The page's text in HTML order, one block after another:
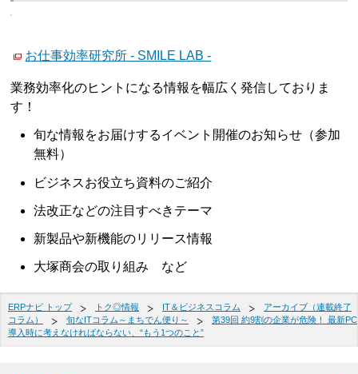
お仕事効率研究所 - SMILE LAB -
業務効率化のヒントになる情報を幅広く発信しておりま
す！
旬な情報をお届けするイベント開催のお知らせ（参加
無料）
ビジネスお役立ち資料のご紹介
法改正などの注目すべきテーマ
新製品や新機能のリリース情報
大塚商会の取り組み など
ERPナビ トップ トク◎情報 IT＆ビジネスコラム
アーカイブ（連載終了
コラム）
旬なITコラム～まちでん便り～
第39回 約9割の企業が危険！ 最新PC
導入時に考えなければならない、“もう1つのこと”